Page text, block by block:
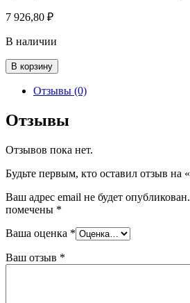
7 926,80 ₽
В наличии
Количество
товара
AUDI
I
3T,5T,
В корзину
Отзывы (0)
Отзывы
Отзывов пока нет.
Будьте первым, кто оставил отзыв
Ваш адрес email не будет опубликован.
помечены *
Ваша оценка *
Ваш отзыв *